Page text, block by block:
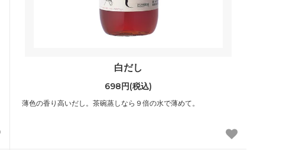
白だし
698円(税込)
薄色の香り高いだし。茶碗蒸しなら９倍の水で薄めて。